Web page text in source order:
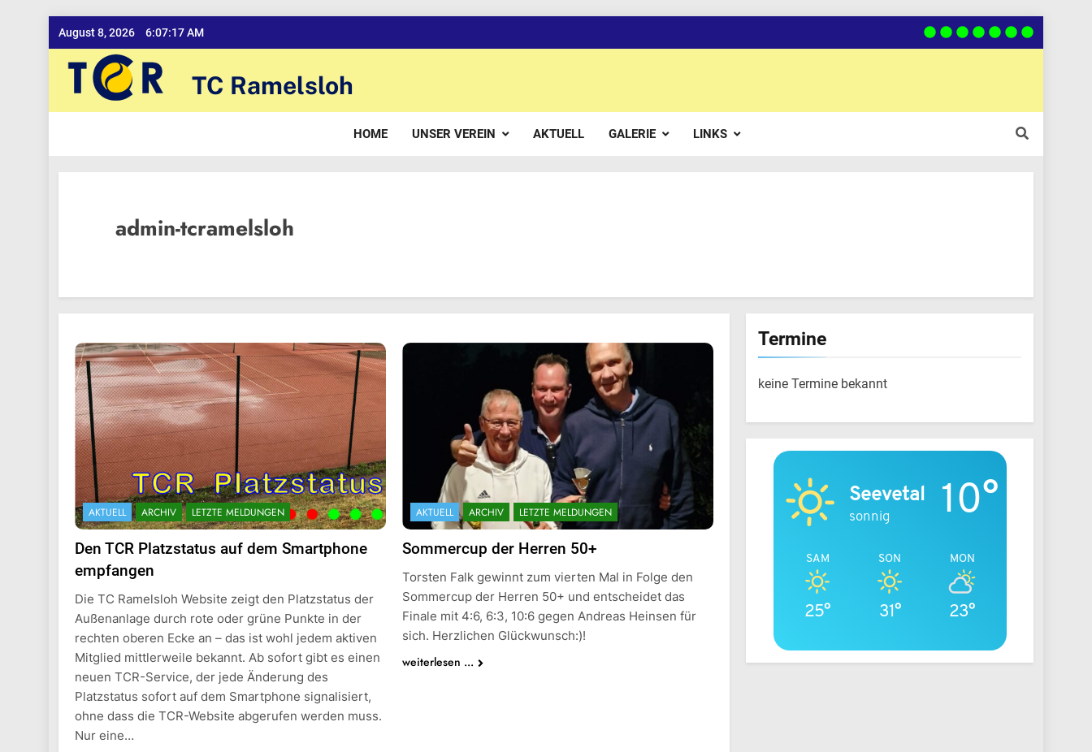
Skip
content
August 8, 2026 6:07:17 AM
TC Ramelsloh
HOME UNSER VEREIN AKTUELL GALERIE LINKS
admin-tcramelsloh
AKTUELL ARCHIV LETZTE MELDUNGEN
Den TCR Platzstatus auf dem Smartphone
empfangen
Die TC Ramelsloh Website zeigt den Platzstatus der
Außenanlage durch rote oder grüne Punkte in der
rechten oberen Ecke an – das ist wohl jedem aktiven
Mitglied mittlerweile bekannt. Ab sofort gibt es einen
neuen TCR-Service, der jede Änderung des
Platzstatus sofort auf dem Smartphone signalisiert,
ohne dass die TCR-Website abgerufen werden muss.
Nur eine…
AKTUELL ARCHIV LETZTE MELDUNGEN
Sommercup der Herren 50+
Torsten Falk gewinnt zum vierten Mal in Folge den
Sommercup der Herren 50+ und entscheidet das
Finale mit 4:6, 6:3, 10:6 gegen Andreas Heinsen für
sich. Herzlichen Glückwunsch:)!
weiterlesen ...
Termine
keine Termine bekannt
Seevetal
sonnig 10°
SAM
25°
SON
31°
MON
23°